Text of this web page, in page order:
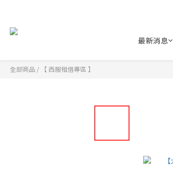
最新消息
全部商品 / 【 西服租借專區 】